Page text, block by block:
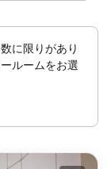
に限りがあり
ルームをお選